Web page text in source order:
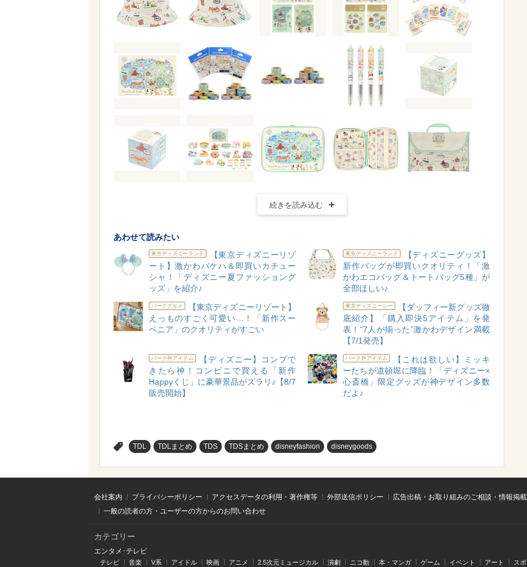
続きを読み込む
あわせて読みたい
東京ディズニーランド
【東京ディズニーリゾ
ート】激かわバケハ＆即買いカチュー
シャ！「ディズニー夏ファッショング
ッズ」を紹介♪
東京ディズニーランド
【ディズニーグッズ】
新作バッグが即買いクオリティ！「激
かわエコバッグ＆トートバッグ5種」が
全部ほしい♪
パークグルメ
【東京ディズニーリゾート】
えっものすごく可愛い…！「新作スー
ベニア」のクオリティがすごい
東京ディズニーシー
【ダッフィー新グッズ徹
底紹介】「購入即決5アイテム」を発
表！“7人が揃った”激かわデザイン満載
【7/1発売】
パーク外アイテム
【ディズニー】コンプで
きたら神！コンビニで買える「新作
Happyくじ」に豪華景品がズラリ♪【8/7
販売開始】
パーク外アイテム
【これは欲しい】ミッキ
ーたちが道頓堀に降臨！「ディズニー×
心斎橋」限定グッズが神デザイン多数
だよ♪
TDL TDLまとめ TDS TDSまとめ disneyfashion disneygoods
会社案内 プライバシーポリシー アクセスデータの利用・著作権等 外部送信ポリシー
広告出稿・お取り組みのご相談・情報掲
一般の読者の方・ユーザーの方からのお問い合わせ
カテゴリー
エンタメ･テレビ
テレビ 音楽 V系 アイドル 映画 アニメ 2.5次元ミュージカル 演劇 ニコ動 本・マンガ ゲーム イベント アート ス